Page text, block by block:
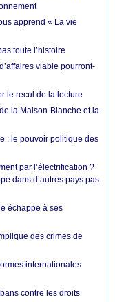
apprend « La vie
toute l’histoire
viable pourront-
le recul de la lecture
la Maison-Blanche et la
: le pouvoir politique des
par l’électrification ?
dans d’autres pays pas
échappe à ses
des crimes de
internationales
contre les droits